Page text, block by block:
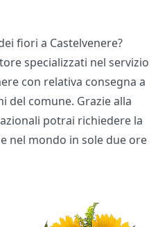
fiori a Castelvenere?
specializzati nel servizio
con relativa consegna a
del comune. Grazie alla
potrai richiedere la
nel mondo in sole due ore